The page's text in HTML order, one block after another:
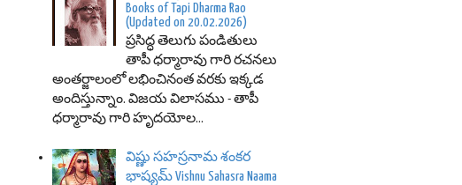
Books of Tapi Dharma Rao
(Updated on 20.02.2026)
ప్రసిద్ధ తెలుగు పండితులు
తాపీ ధర్మారావు గారి రచనలు
అంతర్జాలంలో లభించినంత వరకు ఇక్కడ
అందిస్తున్నాం. విజయ విలాసము - తాపీ
ధర్మారావు గారి హృదయోల...
విష్ణు సహస్రనామ శంకర
భాష్యమ్ Vishnu Sahasra Naama